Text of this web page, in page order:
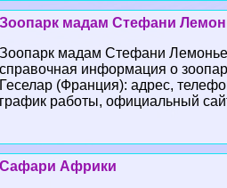
Зоопарк мадам Стефани
Зоопарк мадам Стефани
справочная информация о
Геселар (Франция): адрес,
график работы, официальный
Сафари Африки